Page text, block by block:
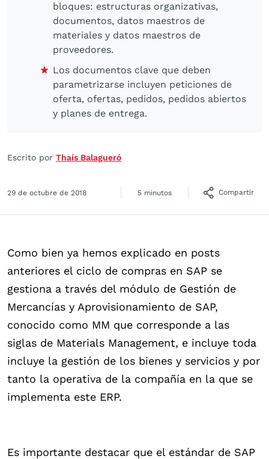
bloques: estructuras organizativas,
documentos, datos maestros de
materiales y datos maestros de
proveedores.
Los documentos clave que deben
parametrizarse incluyen peticiones de
oferta, ofertas, pedidos, pedidos abiertos
y planes de entrega.
Escrito por Thaís Balagueró
29 de octubre de 2018 5 minutos Compartir
Como bien ya hemos explicado en posts
anteriores el ciclo de compras en SAP se
gestiona a través del módulo de Gestión de
Mercancías y Aprovisionamiento de SAP,
conocido como MM que corresponde a las
siglas de Materials Management, e incluye toda
incluye la gestión de los bienes y servicios y por
tanto la operativa de la compañía en la que se
implementa este ERP.
Es importante destacar que el estándar de SAP